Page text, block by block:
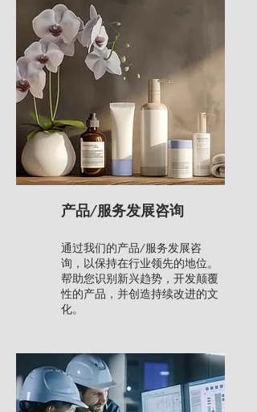
产品/服务发展咨询
通过我们的产品/服务发展咨
询，以保持在行业领先的地位。
帮助您识别新兴趋势，开发颠覆
性的产品，并创造持续改进的文
化。